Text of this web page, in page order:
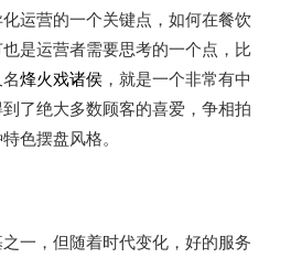
运营的一个关键点，如何在餐饮
是运营者需要思考的一个点，比
名烽火戏诸侯 ，就是一个非常有中
了绝大多数顾客的喜爱，争相拍
色摆盘风格。
一，但随着时代变化，好的服务